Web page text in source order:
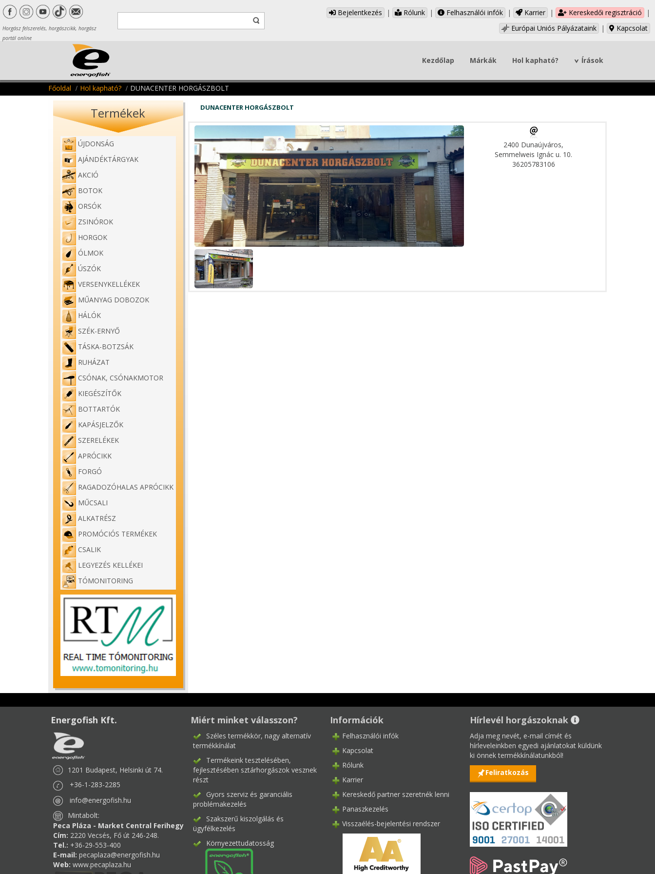
Horgász felszerelés, horgászcikk, horgász
portál online
Bejelentkezés | Rólunk | Felhasználói infók | Karrier | Kereskedői regisztráció
|
Európai Uniós Pályázataink
| Kapcsolat
Kezdőlap Márkák Hol kapható? Írások
Főoldal Hol kapható? DUNACENTER HORGÁSZBOLT
Termékek
ÚJDONSÁG
AJÁNDÉKTÁRGYAK
AKCIÓ
BOTOK
ORSÓK
ZSINÓROK
HORGOK
ÓLMOK
ÚSZÓK
VERSENYKELLÉKEK
MŰANYAG DOBOZOK
HÁLÓK
SZÉK-ERNYŐ
TÁSKA-BOTZSÁK
RUHÁZAT
CSÓNAK, CSÓNAKMOTOR
KIEGÉSZÍTŐK
BOTTARTÓK
KAPÁSJELZŐK
SZERELÉKEK
APRÓCIKK
FORGÓ
RAGADOZÓHALAS APRÓCIKK
MŰCSALI
ALKATRÉSZ
PROMÓCIÓS TERMÉKEK
CSALIK
LEGYEZÉS KELLÉKEI
TÓMONITORING
DUNACENTER HORGÁSZBOLT
2400 Dunaújváros,
Semmelweis Ignác u. 10.
36205783106
Energofish Kft.
1201 Budapest, Helsinki út 74.
+36-1-283-2285
info@energofish.hu
Mintabolt:
Peca Pláza - Market Central Ferihegy
Cím: 2220 Vecsés, Fő út 246-248.
Tel.: +36-29-553-400
E-mail: pecaplaza@energofish.hu
Web: www.pecaplaza.hu
Miért minket válasszon?
Széles termékkör, nagy alternatív
termékkínálat
Termékeink tesztelésében,
fejlesztésében sztárhorgászok vesznek
részt
Gyors szerviz és garanciális
problémakezelés
Szakszerű kiszolgálás és
ügyfélkezelés
Környezettudatosság
Információk
Felhasználói infók
Kapcsolat
Rólunk
Karrier
Kereskedő partner szeretnék lenni
Panaszkezelés
Visszaélés-bejelentési rendszer
Hírlevél horgászoknak
Adja meg nevét, e-mail címét és
hírleveleinkben egyedi ajánlatokat küldünk
ki önnek termékkínálatunkból!
Feliratkozás